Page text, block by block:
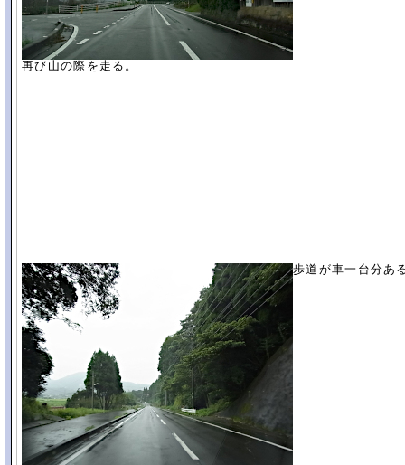
再び山の際を走る。
歩道が車一台分あ